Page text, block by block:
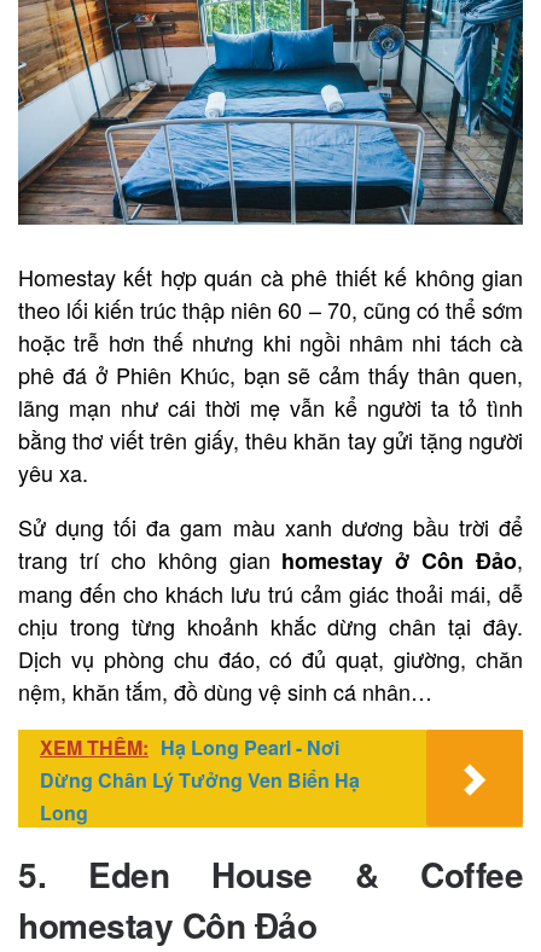
Homestay kết hợp quán cà phê thiết kế không gian
theo lối kiến trúc thập niên 60 – 70, cũng có thể sớm
hoặc trễ hơn thế nhưng khi ngồi nhâm nhi tách cà
phê đá ở Phiên Khúc, bạn sẽ cảm thấy thân quen,
lãng mạn như cái thời mẹ vẫn kể người ta tỏ tình
bằng thơ viết trên giấy, thêu khăn tay gửi tặng người
yêu xa.
Sử dụng tối đa gam màu xanh dương bầu trời để
trang trí cho không gian homestay ở Côn Đảo,
mang đến cho khách lưu trú cảm giác thoải mái, dễ
chịu trong từng khoảnh khắc dừng chân tại đây.
Dịch vụ phòng chu đáo, có đủ quạt, giường, chăn
nệm, khăn tắm, đồ dùng vệ sinh cá nhân…
XEM THÊM: Hạ Long Pearl - Nơi
Dừng Chân Lý Tưởng Ven Biển Hạ
Long
5. Eden House & Coffee
homestay Côn Đảo